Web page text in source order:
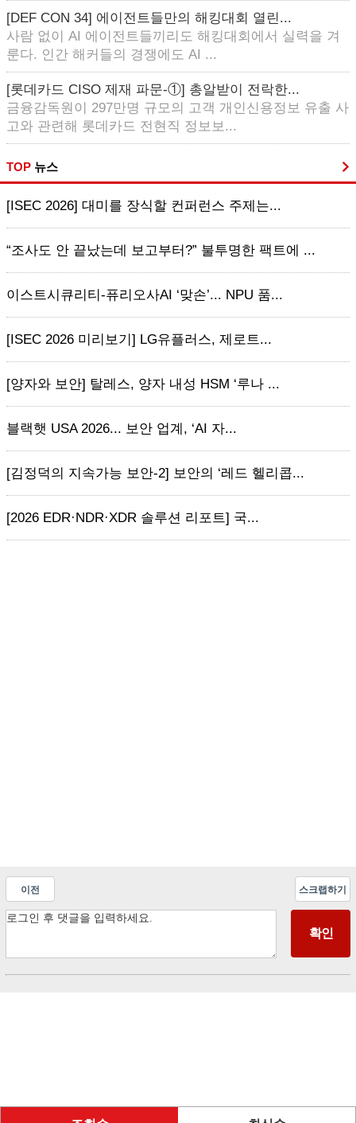
[DEF CON 34] 에이전트들만의 해킹대회 열린...
사람 없이 AI 에이전트들끼리도 해킹대회에서 실력을 겨
룬다. 인간 해커들의 경쟁에도 AI ...
[롯데카드 CISO 제재 파문-①] 총알받이 전락한...
금융감독원이 297만명 규모의 고객 개인신용정보 유출 사
고와 관련해 롯데카드 전현직 정보보...
TOP 뉴스
[ISEC 2026] 대미를 장식할 컨퍼런스 주제는...
“조사도 안 끝났는데 보고부터?” 불투명한 팩트에 ...
이스트시큐리티-퓨리오사AI ‘맞손’... NPU 품...
[ISEC 2026 미리보기] LG유플러스, 제로트...
[양자와 보안] 탈레스, 양자 내성 HSM ‘루나 ...
블랙햇 USA 2026... 보안 업계, ‘AI 자...
[김정덕의 지속가능 보안-2] 보안의 ‘레드 헬리콥...
[2026 EDR·NDR·XDR 솔루션 리포트] 국...
이전 스크랩하기